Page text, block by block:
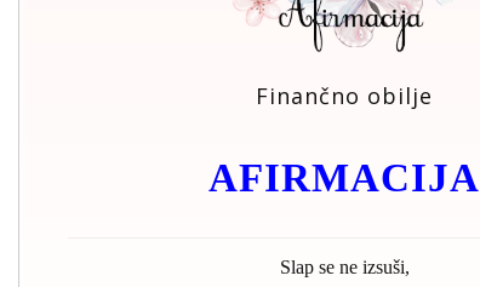
Finančno obilje
AFIRMACIJA
Slap se ne izsuši,